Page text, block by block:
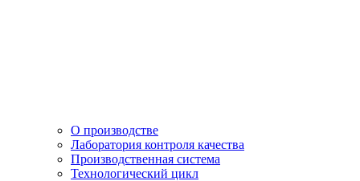
О производстве
Лаборатория контроля качества
Производственная система
Технологический цикл